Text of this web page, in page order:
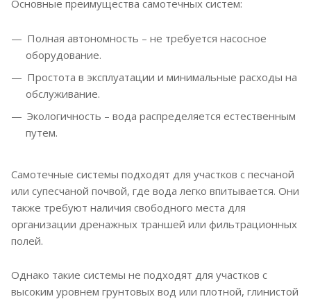
Основные преимущества самотечных систем:
Полная автономность – не требуется насосное
оборудование.
Простота в эксплуатации и минимальные расходы на
обслуживание.
Экологичность – вода распределяется естественным
путем.
Самотечные системы подходят для участков с песчаной
или супесчаной почвой, где вода легко впитывается. Они
также требуют наличия свободного места для
организации дренажных траншей или фильтрационных
полей.
Однако такие системы не подходят для участков с
высоким уровнем грунтовых вод или плотной, глинистой